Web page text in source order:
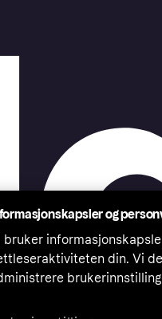
og
bruker
din. Vi